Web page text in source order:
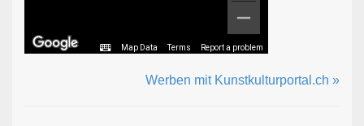
Map Data Terms Report a problem
Werben mit Kunstkulturportal.ch »